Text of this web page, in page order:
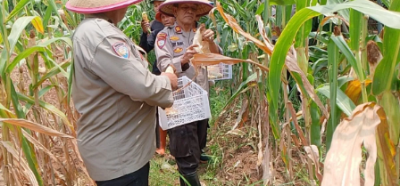
kisaran
harga
iklan
yang
relatif
lebih
murah
dari
Koran
maupun